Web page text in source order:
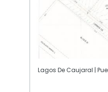
Lagos De Caujaral |